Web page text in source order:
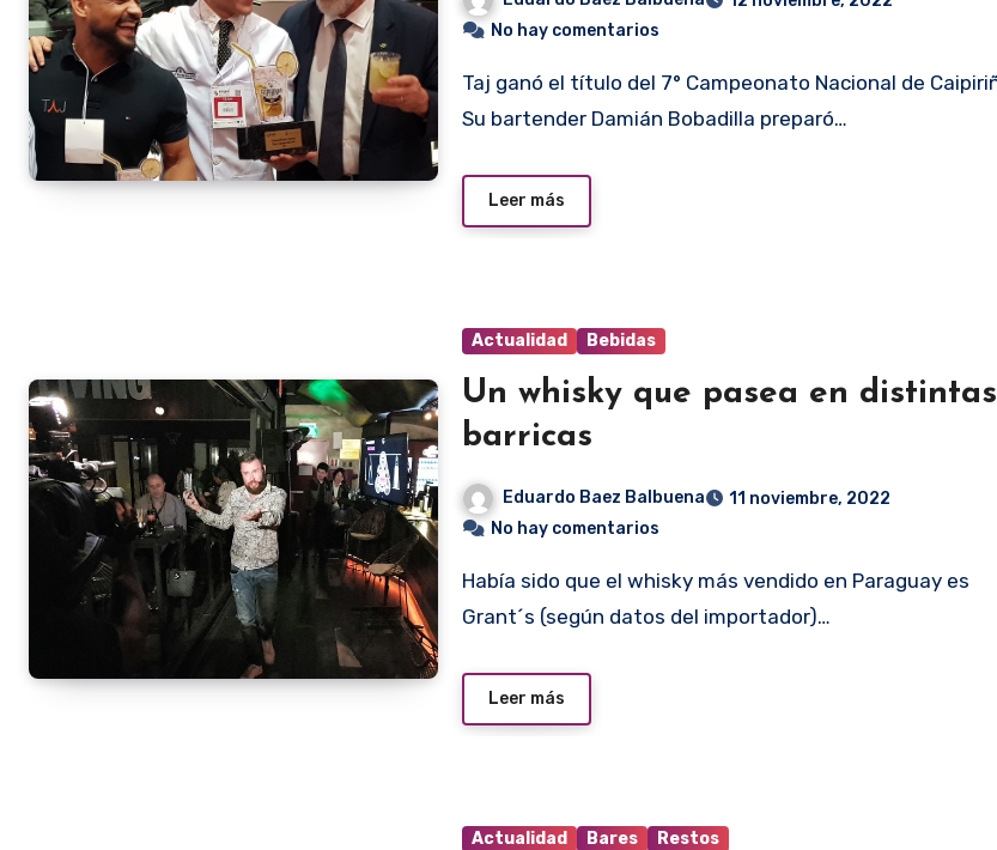
No hay comentarios
Taj ganó el título del 7° Campeonato Nacional de Caipiriña.
Su bartender Damián Bobadilla preparó…
Leer más
Actualidad Bebidas
Un whisky que pasea en distintas
barricas
Eduardo Baez Balbuena
11 noviembre, 2022
No hay comentarios
Había sido que el whisky más vendido en Paraguay es
Grant´s (según datos del importador)…
Leer más
Actualidad Bares Restos